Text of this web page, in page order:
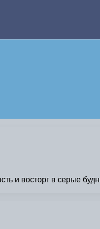
и восторг в серые